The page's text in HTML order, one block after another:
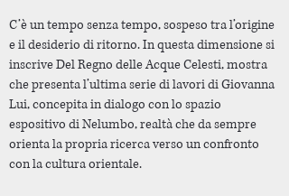
C’è un tempo senza tempo, sospeso tra l’origine
e il desiderio di ritorno. In questa dimensione si
inscrive Del Regno delle Acque Celesti, mostra
che presenta l’ultima serie di lavori di Giovanna
Lui, concepita in dialogo con lo spazio
espositivo di Nelumbo, realtà che da sempre
orienta la propria ricerca verso un confronto
con la cultura orientale.